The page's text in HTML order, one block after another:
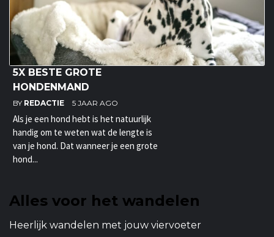
5X BESTE GROTE
HONDENMAND
BY REDACTIE 5 JAAR AGO
Als je een hond hebt is het natuurlijk
handig om te weten wat de lengte is
van je hond. Dat wanneer je een grote
hond...
Alles voor het wandelen
Heerlijk wandelen met jouw viervoeter